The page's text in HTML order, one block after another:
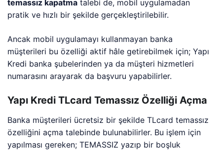
temassız kapatma talebi de, mobil uygulamadan
pratik ve hızlı bir şekilde gerçekleştirilebilir.
Ancak mobil uygulamayı kullanmayan banka
müşterileri bu özelliği aktif hâle getirebilmek için; Yapı
Kredi banka şubelerinden ya da müşteri hizmetleri
numarasını arayarak da başvuru yapabilirler.
Yapı Kredi TLcard Temassız Özelliği Açma
Banka müşterileri ücretsiz bir şekilde TLcard temassız
özelliğini açma talebinde bulunabilirler. Bu işlem için
yapılması gereken; TEMASSIZ yazıp bir boşluk